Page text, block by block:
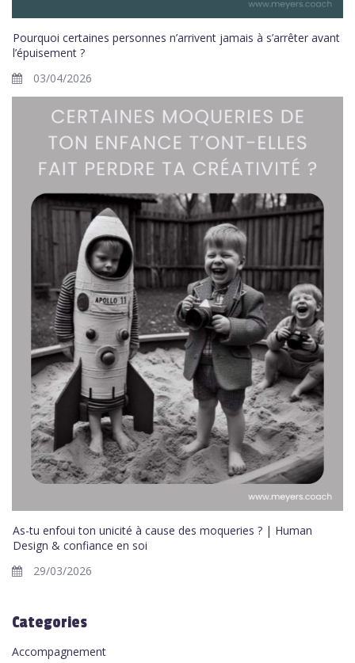
Pourquoi certaines personnes n’arrivent jamais à s’arrêter avant
l’épuisement ?
03/04/2026
As-tu enfoui ton unicité à cause des moqueries ? | Human
Design & confiance en soi
29/03/2026
Categories
Accompagnement